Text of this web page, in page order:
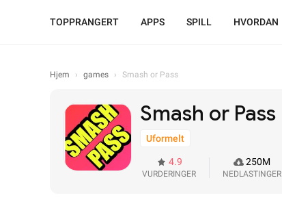
TOPPRANGERT APPS SPILL HVORDAN
Hjem › games › Smash or Pass
Smash or Pass
Uformelt
4.9
VURDERINGER
250M
NEDLASTINGER